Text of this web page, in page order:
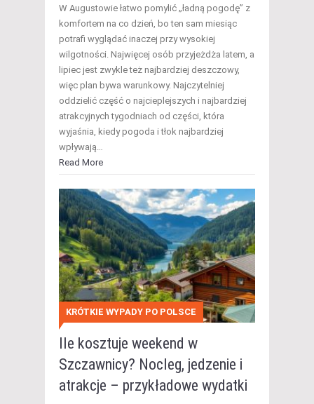
W Augustowie łatwo pomylić „ładną pogodę” z
komfortem na co dzień, bo ten sam miesiąc
potrafi wyglądać inaczej przy wysokiej
wilgotności. Najwięcej osób przyjeżdża latem, a
lipiec jest zwykle też najbardziej deszczowy,
więc plan bywa warunkowy. Najczytelniej
oddzielić część o najcieplejszych i najbardziej
atrakcyjnych tygodniach od części, która
wyjaśnia, kiedy pogoda i tłok najbardziej
wpływają…
Read More
KRÓTKIE WYPADY PO POLSCE
Ile kosztuje weekend w
Szczawnicy? Nocleg, jedzenie i
atrakcje – przykładowe wydatki